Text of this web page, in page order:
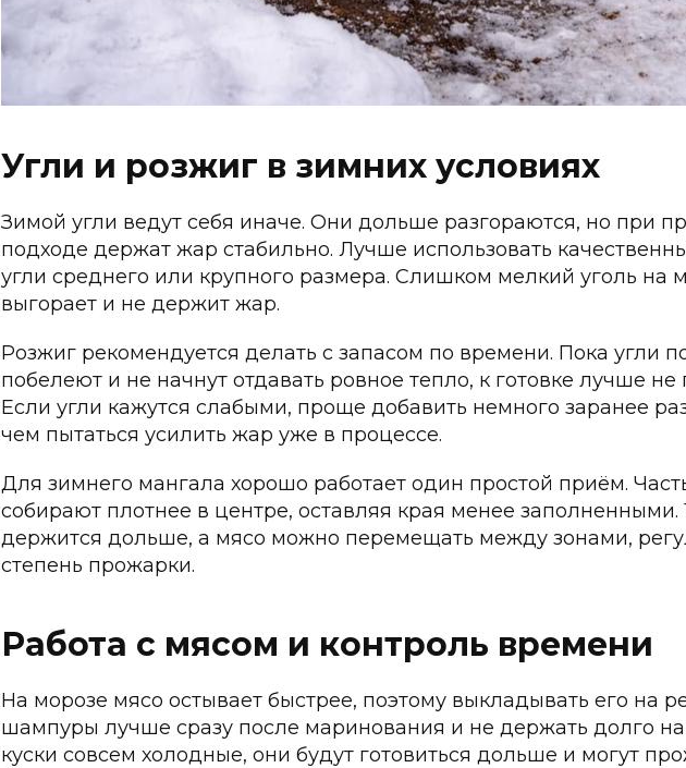
Угли и розжиг в зимних условиях
Зимой угли ведут себя иначе. Они дольше разгораются, но при
подходе держат жар стабильно. Лучше использовать
угли среднего или крупного размера. Слишком мелкий уголь на
выгорает и не держит жар.
Розжиг рекомендуется делать с запасом по времени. Пока угли
побелеют и не начнут отдавать ровное тепло, к готовке лучше не
Если угли кажутся слабыми, проще добавить немного заранее
чем пытаться усилить жар уже в процессе.
Для зимнего мангала хорошо работает один простой приём.
собирают плотнее в центре, оставляя края менее заполненными.
держится дольше, а мясо можно перемещать между зонами,
степень прожарки.
Работа с мясом и контроль времени
На морозе мясо остывает быстрее, поэтому выкладывать его на
шампуры лучше сразу после маринования и не держать долго на
куски совсем холодные, они будут готовиться дольше и могут